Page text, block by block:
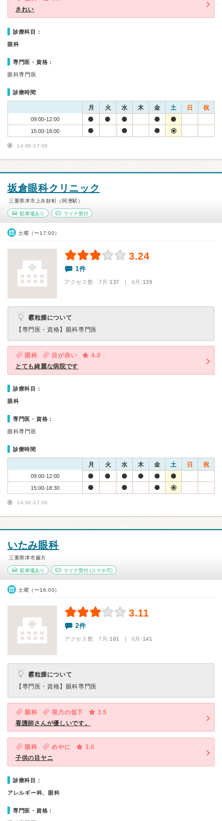
きれい
診療科目：
眼科
専門医・資格：
眼科専門医
診療時間
月 火 水 木 金 土 日 祝
09:00-12:00
15:00-18:00
14:00-17:00
坂倉眼科クリニック
三重県津市上弁財町（阿漕駅）
駐車場あり マイナ受付
土曜（〜17:00）
3.24
1件
アクセス数 7月:137 | 6月:139
霰粒腫について
【専門医・資格】 眼科専門医
眼科 目が赤い
4.0
とても綺麗な病院です
診療科目：
眼科
専門医・資格：
眼科専門医
診療時間
月 火 水 木 金 土 日 祝
09:00-12:00
15:00-18:30
14:00-17:00
いたみ眼科
三重県津市藤方
駐車場あり マイナ受付(スマホ可)
土曜（〜16:00）
3.11
2件
アクセス数 7月:161 | 6月:141
霰粒腫について
【専門医・資格】 眼科専門医
眼科 視力の低下
3.5
看護師さんが優しいです。
眼科 めやに
3.0
子供の目ヤニ
診療科目：
アレルギー科、眼科
専門医・資格：